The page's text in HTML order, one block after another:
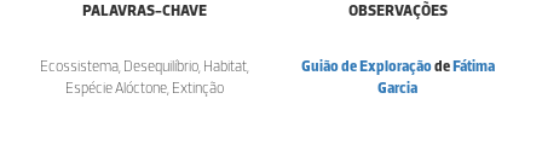
PALAVRAS-CHAVE
Ecossistema, Desequilíbrio, Habitat,
Espécie Alóctone, Extinção
OBSERVAÇÕES
Guião de ExploraçãodeFátima
Garcia